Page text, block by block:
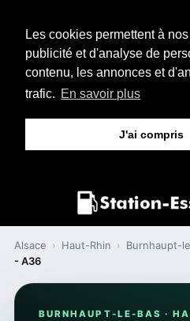
Les cookies permettent à
publicité et d'analyse de
contenu, les annonces et
trafic. En savoir plus
J'ai compris
Alsace › Haut-Rhin › Burnhaupt-
- A36
BURNHAUPT-LE-BAS ·